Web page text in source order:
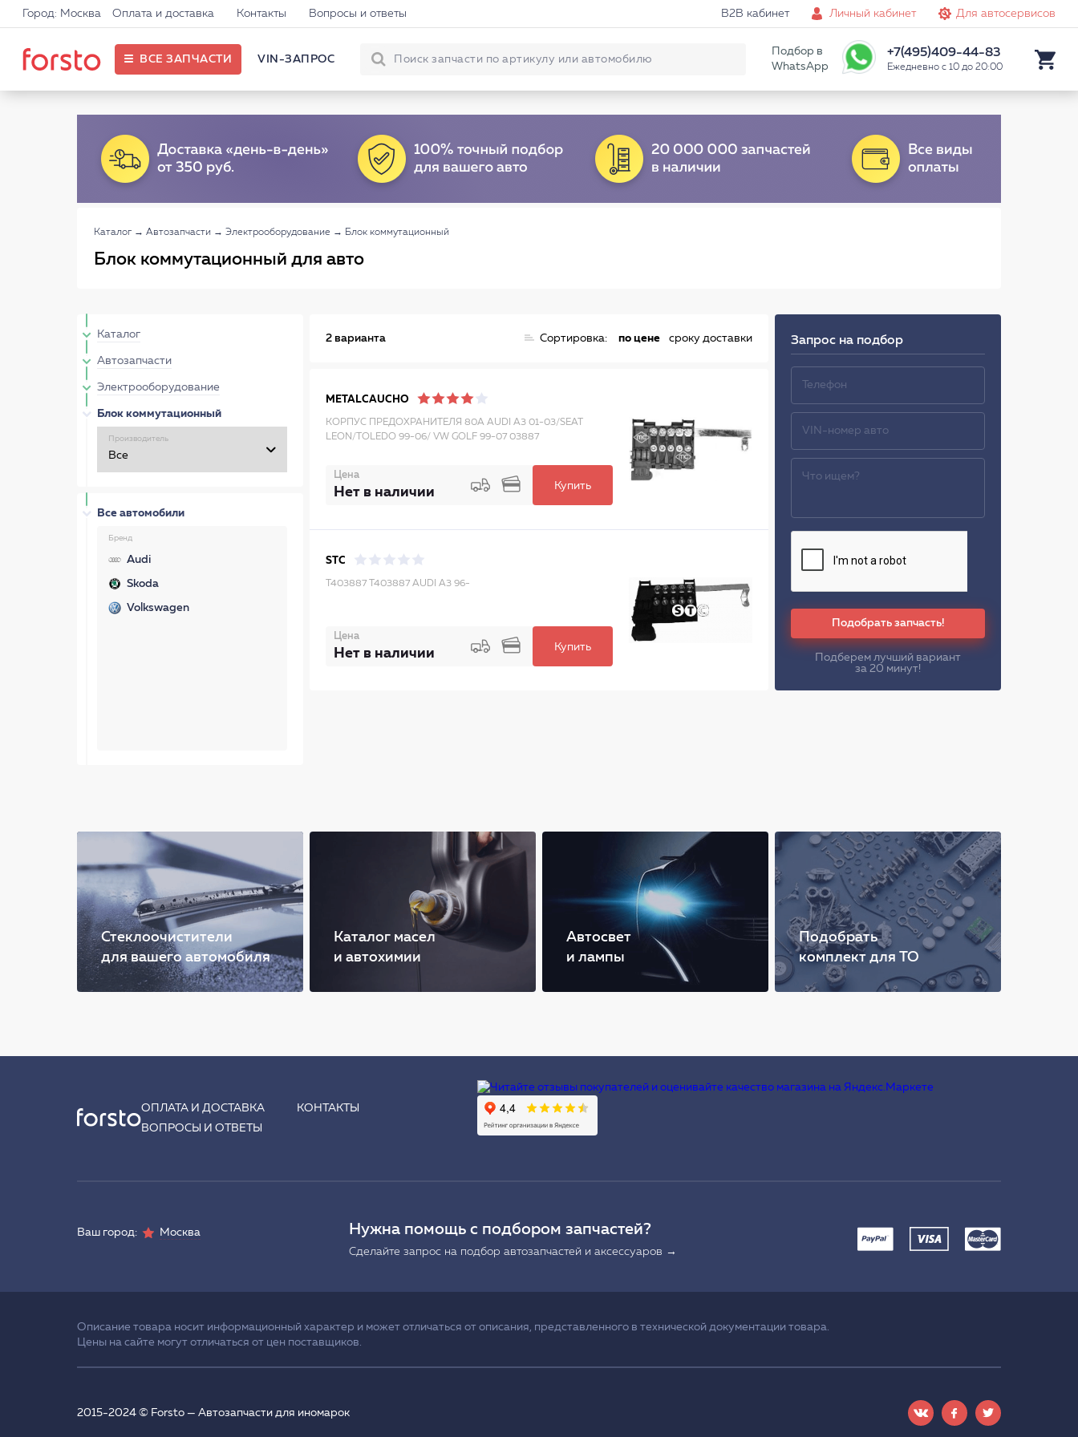
Город: Москва Оплата и доставка Контакты Вопросы и ответы B2B кабинет Личный кабинет Для автосервисов
ВСЕ ЗАПЧАСТИ VIN-ЗАПРОС
Подбор в
WhatsApp
+7(495)409-44-83
Ежедневно с 10 до 20:00
Каталог → Автозапчасти → Электрооборудование → Блок коммутационный
Блок коммутационный для авто
Каталог
Автозапчасти
Электрооборудование
Блок коммутационный
Производитель
Все автомобили
Бренд
Audi
Skoda
Volkswagen
2 варианта Сортировка: по цене сроку доставки
METALCAUCHO
КОРПУС ПРЕДОХРАНИТЕЛЯ 80A AUDI A3 01-03/SEAT
LEON/TOLEDO 99-06/ VW GOLF 99-07 03887
Цена
Нет в наличии Купить
STC
T403887 T403887 AUDI A3 96-
Цена
Нет в наличии Купить
Запрос на подбор
Подобрать запчасть!
Подберем лучший вариант
за 20 минут!
Стеклоочистители
для вашего автомобиля
Каталог масел
и автохимии
Автосвет
и лампы
Подобрать
комплект для ТО
ОПЛАТА И ДОСТАВКА
КОНТАКТЫ
ВОПРОСЫ И ОТВЕТЫ
Ваш город: Москва Нужна помощь с подбором запчастей?
Сделайте запрос на подбор автозапчастей и аксессуаров →
Описание товара носит информационный характер и может отличаться от описания, представленного в технической документации товара.
Цены на сайте могут отличаться от цен поставщиков.
2015-2024 © Forsto — Автозапчасти для иномарок